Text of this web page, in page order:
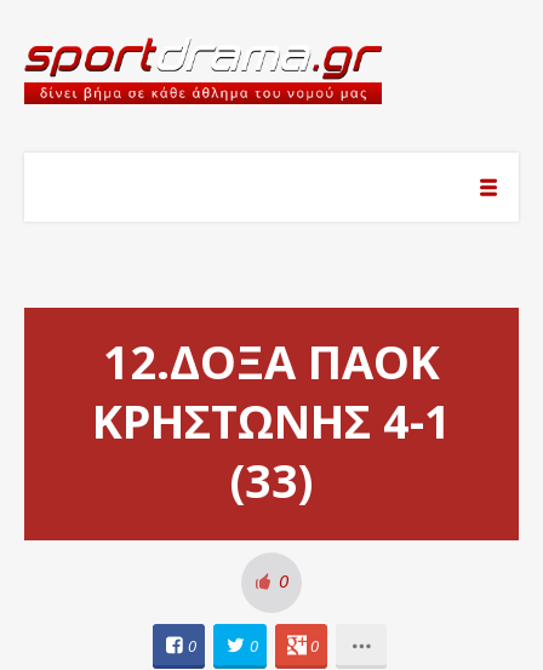
12.ΔΟΞΑ ΠΑΟΚ
ΚΡΗΣΤΩΝΗΣ 4-1
(33)
0
0 0 0